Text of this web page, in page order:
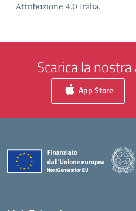
Attribuzione 4.0 Italia.
Scarica la
App Store